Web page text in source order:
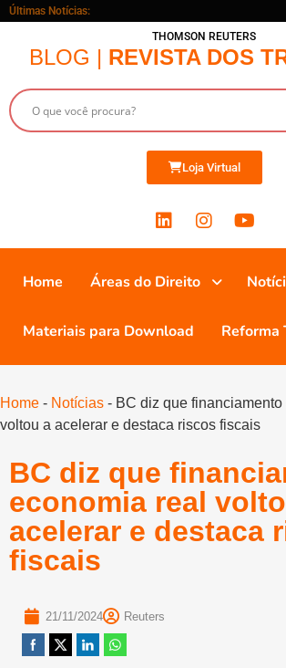
Últimas Notícias:
THOMSON REUTERS
BLOG | REVISTA DOS
Loja Virtual
Home Áreas do Direito
Materiais para Download Reforma
Home - Notícias - BC diz que financiamento
voltou a acelerar e destaca riscos fiscais
BC diz que
economia real
acelerar e destaca
fiscais
21/11/2024 Reuters